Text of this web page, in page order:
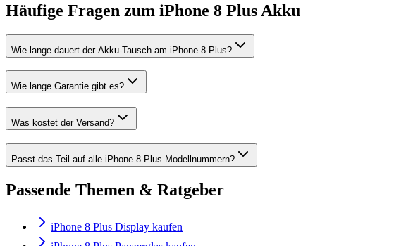
Häufige Fragen zum iPhone 8 Plus Akku
Wie lange dauert der Akku-Tausch am iPhone 8 Plus?
Wie lange Garantie gibt es?
Was kostet der Versand?
Passt das Teil auf alle iPhone 8 Plus Modellnummern?
Passende Themen & Ratgeber
iPhone 8 Plus Display kaufen